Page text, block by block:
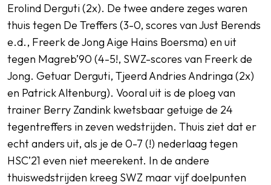
Erolind Derguti (2x). De twee andere zeges waren
thuis tegen De Treffers (3-0, scores van Just Berends
e.d., Freerk de Jong Aige Hains Boersma) en uit
tegen Magreb’90 (4-5!, SWZ-scores van Freerk de
Jong. Getuar Derguti, Tjeerd Andries Andringa (2x)
en Patrick Altenburg). Vooral uit is de ploeg van
trainer Berry Zandink kwetsbaar getuige de 24
tegentreffers in zeven wedstrijden. Thuis ziet dat er
echt anders uit, als je de 0-7 (!) nederlaag tegen
HSC’21 even niet meerekent. In de andere
thuiswedstrijden kreeg SWZ maar vijf doelpunten